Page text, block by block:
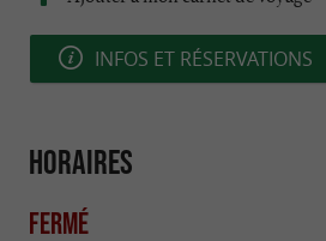
INFOS ET RÉSERVATIONS
Horaires
Fermé